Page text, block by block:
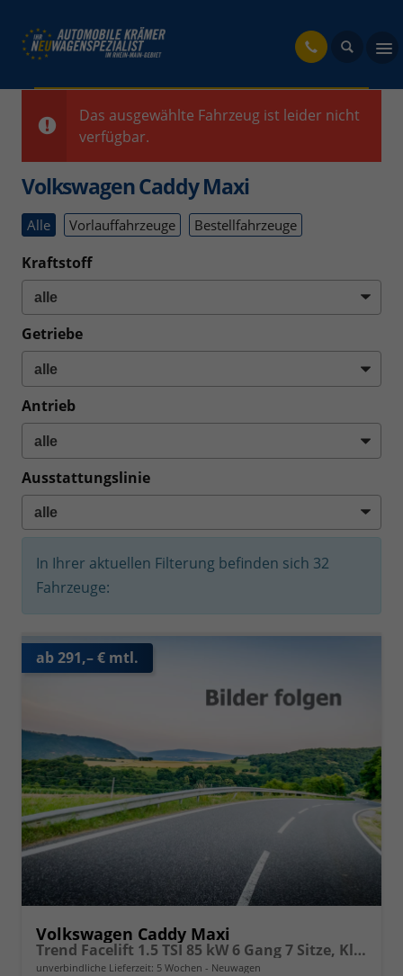
Das ausgewählte Fahrzeug ist leider nicht
verfügbar.
Volkswagen Caddy Maxi
Alle Vorlauffahrzeuge Bestellfahrzeuge
Kraftstoff
Getriebe
Antrieb
Ausstattungslinie
In Ihrer aktuellen Filterung befinden sich 32
Fahrzeuge:
ab 291,– € mtl.
Volkswagen Caddy Maxi
Trend Facelift 1.5 TSI 85 kW 6 Gang 7 Sitze, Klimautomatik, Zuziehhilfe für Schiebetüren u. Heckklppe, App Connevt, Digital Cockpit PRO, PDC v+h, Full Assistenzsysteme, Radio, Navigationsvorbereitung
unverbindliche Lieferzeit: 5 Wochen Neuwagen